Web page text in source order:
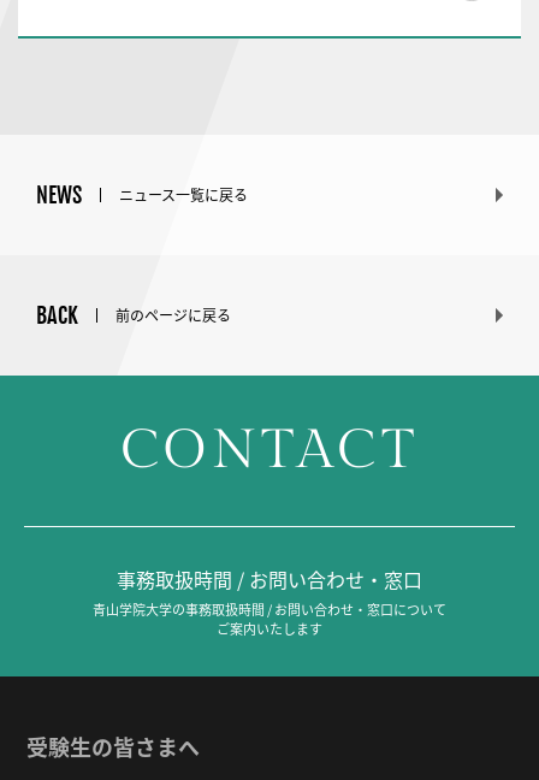
NEWS ニュース一覧に戻る
BACK 前のページに戻る
CONTACT
事務取扱時間 / お問い合わせ・窓口
青山学院大学の事務取扱時間 / お問い合わせ・窓口について
ご案内いたします
受験生の皆さまへ